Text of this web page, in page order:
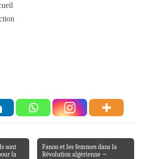
sont
la
Fanon et les femmes dans la
Révolution algérienne →